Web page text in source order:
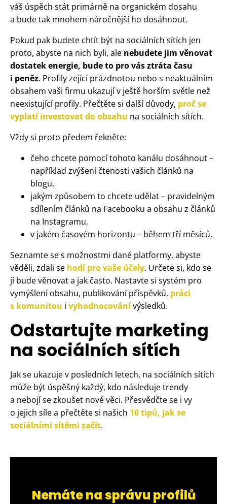
váš úspěch stát primárně na organickém dosahu
a bude tak mnohem náročnější ho dosáhnout.
Pokud pak budete chtít být na sociálních sítích jen
proto, abyste na nich byli, ale nebudete jim věnovat
dostatek energie, bude to pro vás ztráta času
i peněz. Profily zející prázdnotou nebo s neaktuálním
obsahem vaši firmu ukazují v ještě horším světle než
neexistující profily. Přečtěte si další důvody, proč se
vyplatí investovat do obsahu na sociálních sítích.
Vždy si proto předem řekněte:
čeho chcete pomocí tohoto kanálu dosáhnout –
například zvýšení čtenosti vašich článků na
blogu,
jakým způsobem to chcete udělat – pravidelným
sdílením článků na Facebooku a obsahu z článků
na Instagramu,
v jakém časovém horizontu – během tří měsíců.
Seznamte se s možnostmi dané platformy, abyste
věděli, zdali se hodí pro vaše účely. Určete si, kdo se
jí bude věnovat a jak často. Nastavte si systém pro
vymýšlení obsahu, publikování příspěvků, práci
s komunitou i vyhodnocovánívýsledků.
Odstartujte marketing
na sociálních sítích
Jak se ukazuje v posledních letech, na sociálních sítích
může být úspěšný každý, kdo následuje trendy
a nebojí se zkoušet nové věci. Přesvědčte se i vy
o jejich síle a přečtěte si našich 10 tipů, jak se
sociálními sítěmi začít.
Nemáte na správu profilů